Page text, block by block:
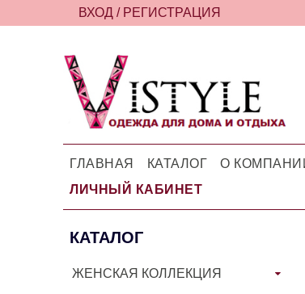
ВХОД / РЕГИСТРАЦИЯ
ГЛАВНАЯ КАТАЛОГ О
ЛИЧНЫЙ КАБИНЕТ
КАТАЛОГ
ЖЕНСКАЯ КОЛЛЕКЦИЯ